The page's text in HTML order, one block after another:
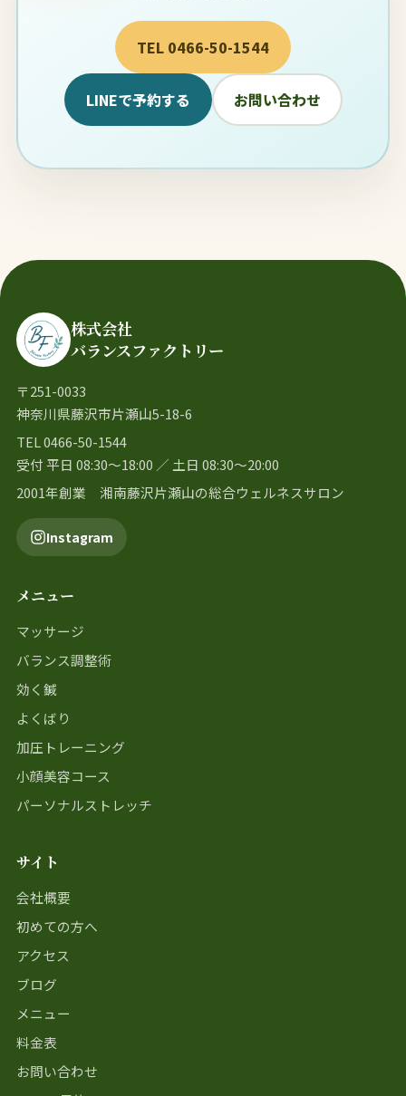
TEL 0466-50-1544
LINEで予約する お問い合わせ
株式会社
バランスファクトリー
〒251-0033
神奈川県藤沢市片瀬山5-18-6
TEL 0466-50-1544
受付 平日 08:30〜18:00 ／ 土日 08:30〜20:00
2001年創業 湘南藤沢片瀬山の総合ウェルネスサロン
Instagram
メニュー
マッサージ
バランス調整術
効く鍼
よくばり
加圧トレーニング
小顔美容コース
パーソナルストレッチ
サイト
会社概要
初めての方へ
アクセス
ブログ
メニュー
料金表
お問い合わせ